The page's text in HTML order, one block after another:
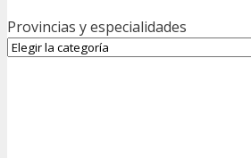
Provincias y especialidades